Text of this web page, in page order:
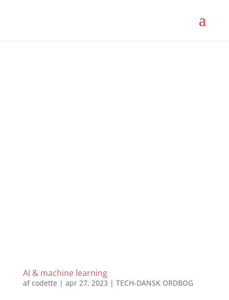
AI & machine learning
afcodette | apr 27, 2023 | TECH-DANSK ORDBOG